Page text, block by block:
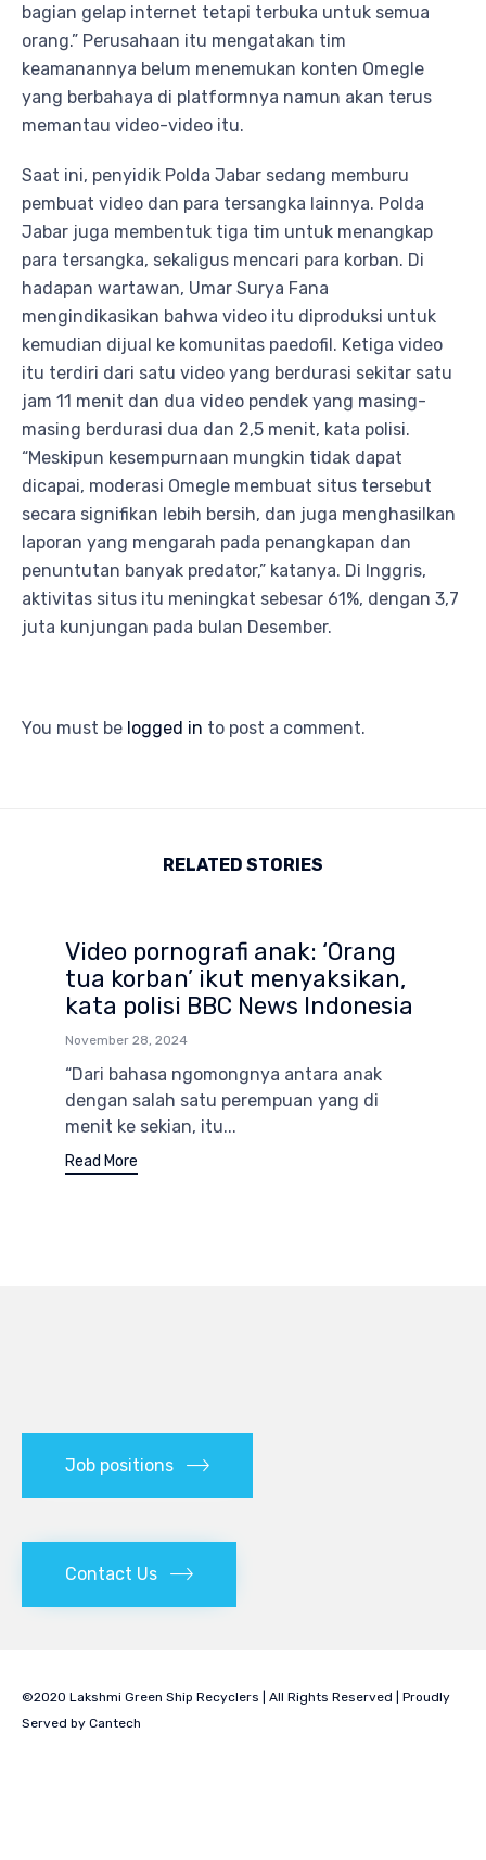
bagian gelap internet tetapi terbuka untuk semua
orang.” Perusahaan itu mengatakan tim
keamanannya belum menemukan konten Omegle
yang berbahaya di platformnya namun akan terus
memantau video-video itu.
Saat ini, penyidik Polda Jabar sedang memburu
pembuat video dan para tersangka lainnya. Polda
Jabar juga membentuk tiga tim untuk menangkap
para tersangka, sekaligus mencari para korban. Di
hadapan wartawan, Umar Surya Fana
mengindikasikan bahwa video itu diproduksi untuk
kemudian dijual ke komunitas paedofil. Ketiga video
itu terdiri dari satu video yang berdurasi sekitar satu
jam 11 menit dan dua video pendek yang masing-
masing berdurasi dua dan 2,5 menit, kata polisi.
“Meskipun kesempurnaan mungkin tidak dapat
dicapai, moderasi Omegle membuat situs tersebut
secara signifikan lebih bersih, dan juga menghasilkan
laporan yang mengarah pada penangkapan dan
penuntutan banyak predator,” katanya. Di Inggris,
aktivitas situs itu meningkat sebesar 61%, dengan 3,7
juta kunjungan pada bulan Desember.
You must be logged in to post a comment.
RELATED STORIES
Video pornografi anak: ‘Orang
tua korban’ ikut menyaksikan,
kata polisi BBC News Indonesia
November 28, 2024
“Dari bahasa ngomongnya antara anak
dengan salah satu perempuan yang di
menit ke sekian, itu...
Read More
Job positions
Contact Us
©2020 Lakshmi Green Ship Recyclers | All Rights Reserved | Proudly
Served by Cantech